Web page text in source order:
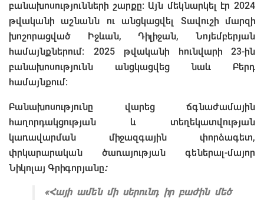
բանախոսությունների շարքը։ Այն մեկնարկել էր 2024
թվականի աշնանն ու անցկացվել Տավուշի մարզի
խոշորացված Իջևան, Դիլիջան, Նոյեմբերյան
համայնքներում։ 2025 թվականի հունվարի 23-ին
բանախոսությունն անցկացվեց նաև Բերդ
համայնքում։
Բանախոսությունը վարեց ճգնաժամային
հաղորդակցության և տեղեկատվության
կառավարման միջազգային փորձագետ,
փրկարարական ծառայության գեներալ-մայոր
Նիկոլայ Գրիգորյանը ։
«Հայի ամեն մի սերունդ իր բաժին մեծ